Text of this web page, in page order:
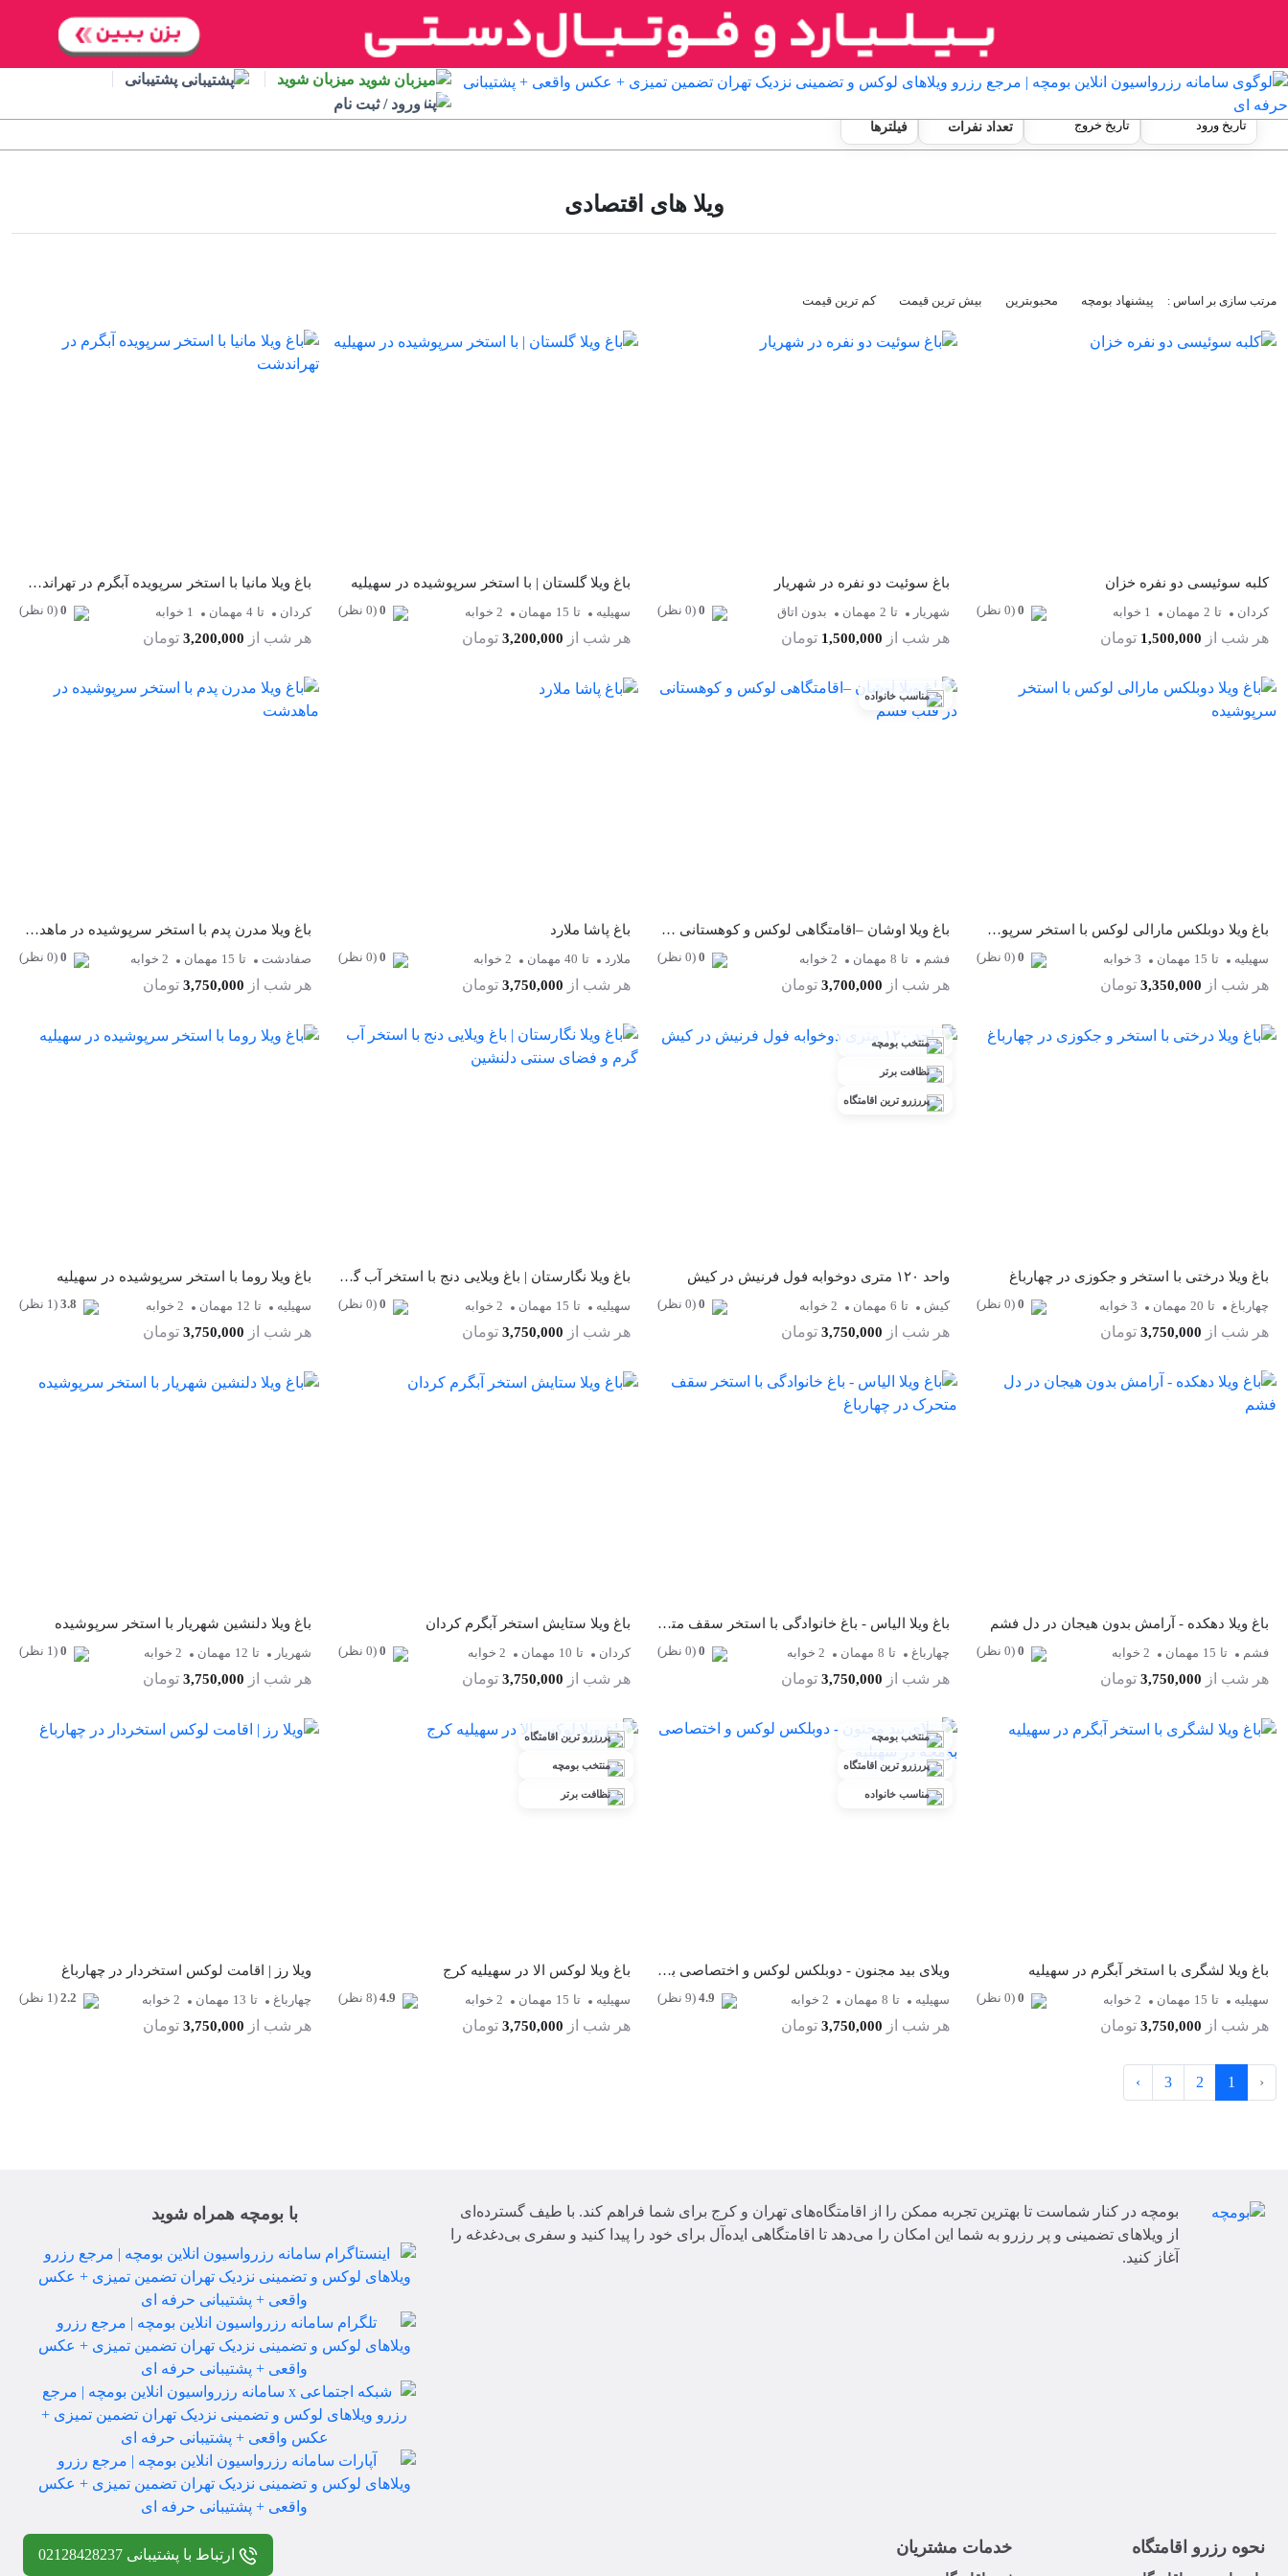
میزبان شوید
پشتیبانی
ورود / ثبت نام
تعداد نفرات فیلترها
ویلا های اقتصادی
مرتب سازی بر اساس : پیشنهاد بومچه محبوبترین بیش ترین قیمت کم ترین قیمت
کلبه سوئیسی دو نفره خزان
کردان تا 2 مهمان 1 خوابه (0 نظر)
هر شب از 1,500,000 تومان
باغ سوئیت دو نفره در شهریار
شهریار تا 2 مهمان بدون اتاق (0 نظر)
هر شب از 1,500,000 تومان
باغ ویلا گلستان | با استخر سرپوشیده در سهیلیه
سهیلیه تا 15 مهمان 2 خوابه (0 نظر)
هر شب از 3,200,000 تومان
باغ ویلا مانیا با استخر سرپویده آبگرم در تهراندشت
کردان تا 4 مهمان 1 خوابه (0 نظر)
هر شب از 3,200,000 تومان
باغ ویلا دوبلکس مارالی لوکس با استخر سرپوشیده
سهیلیه تا 15 مهمان 3 خوابه (0 نظر)
هر شب از 3,350,000 تومان
مناسب خانواده
باغ ویلا اوشان –اقامتگاهی لوکس و کوهستانی در قلب فشم
فشم تا 8 مهمان 2 خوابه (0 نظر)
هر شب از 3,700,000 تومان
باغ پاشا ملارد
ملارد تا 40 مهمان 2 خوابه (0 نظر)
هر شب از 3,750,000 تومان
باغ ویلا مدرن پدم با استخر سرپوشیده در ماهدشت
صفادشت تا 15 مهمان 2 خوابه (0 نظر)
هر شب از 3,750,000 تومان
باغ ویلا درختی با استخر و جکوزی در چهارباغ
چهارباغ تا 20 مهمان 3 خوابه (0 نظر)
هر شب از 3,750,000 تومان
منتخب بومچه
نظافت برتر
پررزرو ترین اقامتگاه
واحد ۱۲۰ متری دوخوابه فول فرنیش در کیش
کیش تا 6 مهمان 2 خوابه (0 نظر)
هر شب از 3,750,000 تومان
باغ ویلا نگارستان | باغ ویلایی دنج با استخر آب گرم و فضای سنتی دلنشین
سهیلیه تا 15 مهمان 2 خوابه (0 نظر)
هر شب از 3,750,000 تومان
باغ ویلا روما با استخر سرپوشیده در سهیلیه
سهیلیه تا 12 مهمان 2 خوابه (1 نظر)
هر شب از 3,750,000 تومان
باغ ویلا دهکده - آرامش بدون هیجان در دل فشم
فشم تا 15 مهمان 2 خوابه (0 نظر)
هر شب از 3,750,000 تومان
باغ ویلا الیاس - باغ خانوادگی با استخر سقف متحرک در چهارباغ
چهارباغ تا 8 مهمان 2 خوابه (0 نظر)
هر شب از 3,750,000 تومان
باغ ویلا ستایش استخر آبگرم کردان
کردان تا 10 مهمان 2 خوابه (0 نظر)
هر شب از 3,750,000 تومان
باغ ویلا دلنشین شهریار با استخر سرپوشیده
شهریار تا 12 مهمان 2 خوابه (1 نظر)
هر شب از 3,750,000 تومان
باغ ویلا لشگری با استخر آبگرم در سهیلیه
سهیلیه تا 15 مهمان 2 خوابه (0 نظر)
هر شب از 3,750,000 تومان
منتخب بومچه
پررزرو ترین اقامتگاه
مناسب خانواده
ویلای بید مجنون - دوبلکس لوکس و اختصاصی بومچه در سهیلیه
سهیلیه تا 8 مهمان 2 خوابه (9 نظر)
هر شب از 3,750,000 تومان
پررزرو ترین اقامتگاه
منتخب بومچه
نظافت برتر
باغ ویلا لوکس الا در سهیلیه کرج
سهیلیه تا 15 مهمان 2 خوابه (8 نظر)
هر شب از 3,750,000 تومان
ویلا رز | اقامت لوکس استخردار در چهارباغ
چهارباغ تا 13 مهمان 2 خوابه (1 نظر)
هر شب از 3,750,000 تومان
‹
1
2
3
›
بومچه در کنار شماست تا بهترین تجربه ممکن را از اقامتگاه‌های تهران و کرج برای شما فراهم کند. با طیف گسترده‌ای
از ویلاهای تضمینی و پر رزرو به شما این امکان را می‌دهد تا اقامتگاهی ایده‌آل برای خود را پیدا کنید و سفری بی‌دغدغه را
آغاز کنید.
با بومچه همراه شوید
نحوه رزرو اقامتگاه خدمات مشتریان ارتباط با پشتیبانی 02128428237